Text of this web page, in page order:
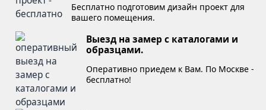
Бесплатно подготовим дизайн проект для
вашего помещения.
Выезд на замер с каталогами и
образцами.
Оперативно приедем к Вам. По Москве -
бесплатно!